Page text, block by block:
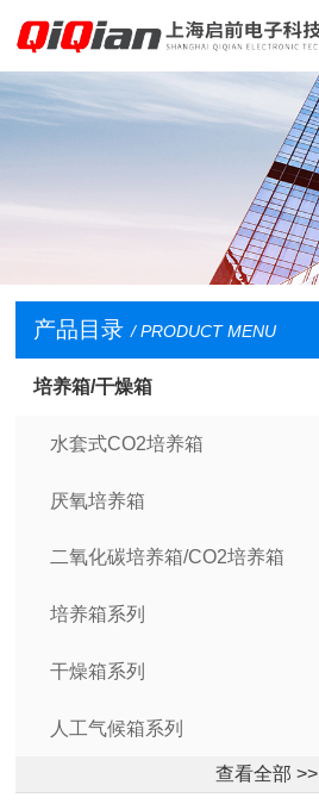
产品目录 / PRODUCT MENU
培养箱/干燥箱
水套式CO2培养箱
厌氧培养箱
二氧化碳培养箱/CO2培养箱
培养箱系列
干燥箱系列
人工气候箱系列
查看全部 >>